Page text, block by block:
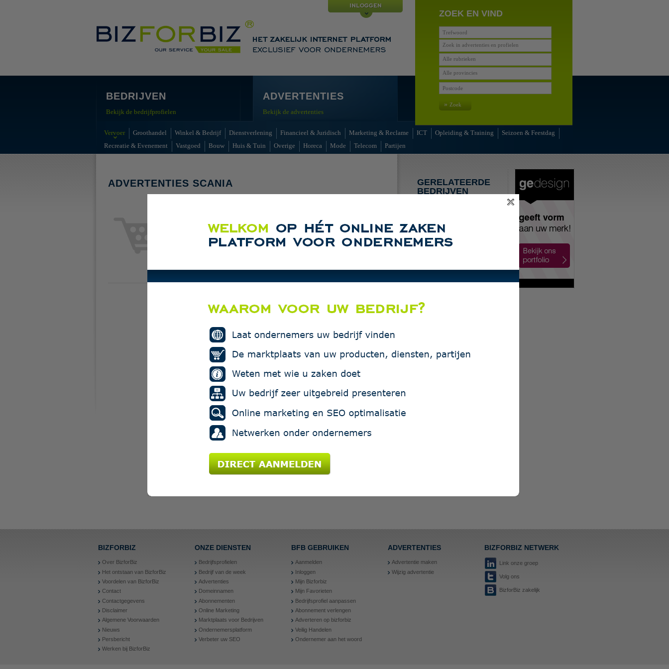
ZOEK EN VIND
Zoek in advertenties en profielen
Alle rubrieken
Alle provincies
» Zoek
BEDRIJVEN
Bekijk de bedrijfprofielen
ADVERTENTIES
Bekijk de advertenties
Vervoer Groothandel Winkel & Bedrijf Dienstverlening Financieel & Juridisch Marketing & Reclame ICT Opleiding & Training
Seizoen & Feestdag
Recreatie & Evenement
Vastgoed Bouw Huis & Tuin Overige Horeca Mode Telecom Partijen
ADVERTENTIES SCANIA
Geen advertenties
Plaats de eerste advertentie in deze rubriek.
GERELATEERDE
BEDRIJVEN
BIZFORBIZ
Over BizforBiz
Het ontstaan van BizforBiz
Voordelen van BizforBiz
Contact
Contactgegevens
Disclaimer
Algemene Voorwaarden
Nieuws
Persbericht
Werken bij BizforBiz
ONZE DIENSTEN
Bedrijfsprofielen
Bedrijf van de week
Advertenties
Domeinnamen
Abonnementen
Online Marketing
Marktplaats voor Bedrijven
Ondernemersplatform
Verbeter uw SEO
BFB GEBRUIKEN
Aanmelden
Inloggen
Mijn Bizforbiz
Mijn Favorieten
Bedrijfsprofiel aanpassen
Abonnement verlengen
Adverteren op bizforbiz
Veilig Handelen
Ondernemer aan het woord
ADVERTENTIES
Advertentie maken
Wijzig advertentie
BIZFORBIZ NETWERK
Link onze groep
Volg ons
BizforBiz zakelijk